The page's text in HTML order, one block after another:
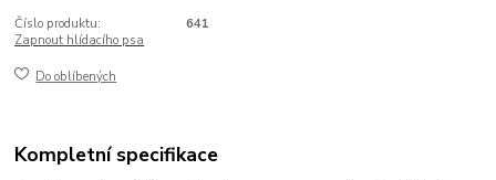
Číslo produktu:
641
Zapnout hlídacího psa
Do oblíbených
Kompletní specifikace